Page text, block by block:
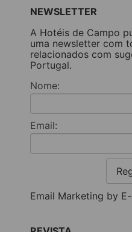
NEWSLETTER
A Hotéis de Campo
uma newsletter com
relacionados com
Portugal.
Nome:
Email:
Email Marketing by